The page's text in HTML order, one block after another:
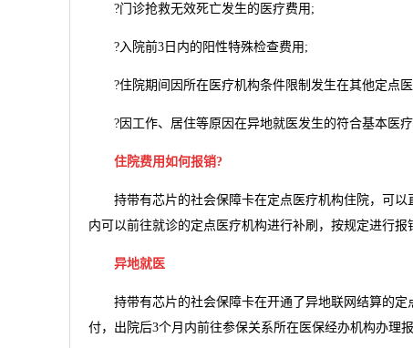
?门诊抢救无效死亡发生的医疗费用;
?入院前3日内的阳性特殊检查费用;
?住院期间因所在医疗机构条件限制发生在其他定点医
?因工作、居住等原因在异地就医发生的符合基本医疗
住院费用如何报销?
持带有芯片的社会保障卡在定点医疗机构住院，可以
内可以前往就诊的定点医疗机构进行补刷，按规定进行
异地就医
持带有芯片的社会保障卡在开通了异地联网结算的定
付，出院后3个月内前往参保关系所在医保经办机构办理报